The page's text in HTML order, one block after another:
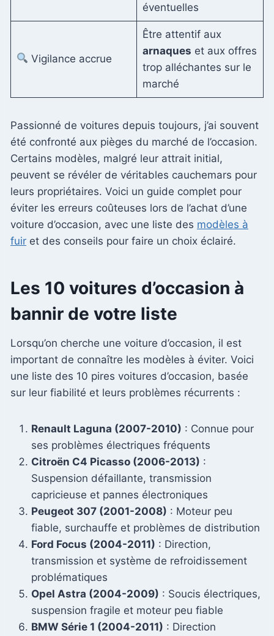
éventuelles
Vigilance accrue
Être attentif aux
arnaques et aux offres
trop alléchantes sur le
marché
Passionné de voitures depuis toujours, j’ai souvent
été confronté aux pièges du marché de l’occasion.
Certains modèles, malgré leur attrait initial,
peuvent se révéler de véritables cauchemars pour
leurs propriétaires. Voici un guide complet pour
éviter les erreurs coûteuses lors de l’achat d’une
voiture d’occasion, avec une liste des modèles à
fuir et des conseils pour faire un choix éclairé.
Les 10 voitures d’occasion à
bannir de votre liste
Lorsqu’on cherche une voiture d’occasion, il est
important de connaître les modèles à éviter. Voici
une liste des 10 pires voitures d’occasion, basée
sur leur fiabilité et leurs problèmes récurrents :
Renault Laguna (2007-2010) : Connue pour
ses problèmes électriques fréquents
Citroën C4 Picasso (2006-2013) :
Suspension défaillante, transmission
capricieuse et pannes électroniques
Peugeot 307 (2001-2008) : Moteur peu
fiable, surchauffe et problèmes de distribution
Ford Focus (2004-2011) : Direction,
transmission et système de refroidissement
problématiques
Opel Astra (2004-2009) : Soucis électriques,
suspension fragile et moteur peu fiable
BMW Série 1 (2004-2011) : Direction